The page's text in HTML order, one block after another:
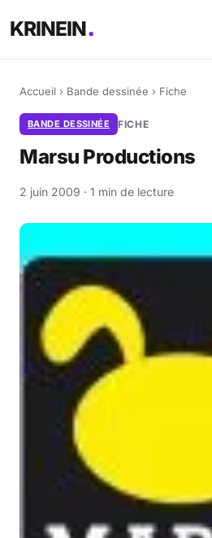
KRINEIN
Accueil › Bande dessinée › Fiche
BANDE DESSINÉE FICHE
Marsu Productions
2 juin 2009 · 1 min de lecture